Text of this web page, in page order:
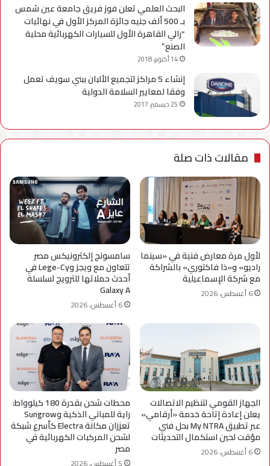
البحث العلمي تعلن فوز فريق جامعة عين شمس
بـ 500 ألف جنيه جائزة المركز الأول في نهائيات
“رالي القاهرة الأول للسيارات الكهربائية محلية
الصنع”
14 أكتوبر، 2018
إنشاء 5 مراكز لتجميع الألبان ببني سويف تعمل
وفقا لمعايير السلامة الدولية
25 ديسمبر، 2017
مقالات ذات صلة
لأول مرة معارض فنية في «سينما
راديو» و«ذا فاكتوري» بالشراكة
مع شركة الإسماعيلية
6 أغسطس، 2026
سامسونج إلكترونيكس مصر
تتعاون مع ويجز وLege-Cy في
أحدث حملاتها للترويج لسلسلة
Galaxy A
6 أغسطس، 2026
الجهاز القومي لتنظيم الاتصالات
يعلن إعادة إتاحة خدمة «أرقامي»
عبر تطبيق My NTRA بحل فني
مؤقت لحين استكمال التحديثات
6 أغسطس، 2026
محطات شحن بقدرة 180 كيلوواط:
راية للمباني الذكية وSungrow
تعززان مكانة Electra كأسرع شبكة
لشحن المركبات الكهربائية في
مصر